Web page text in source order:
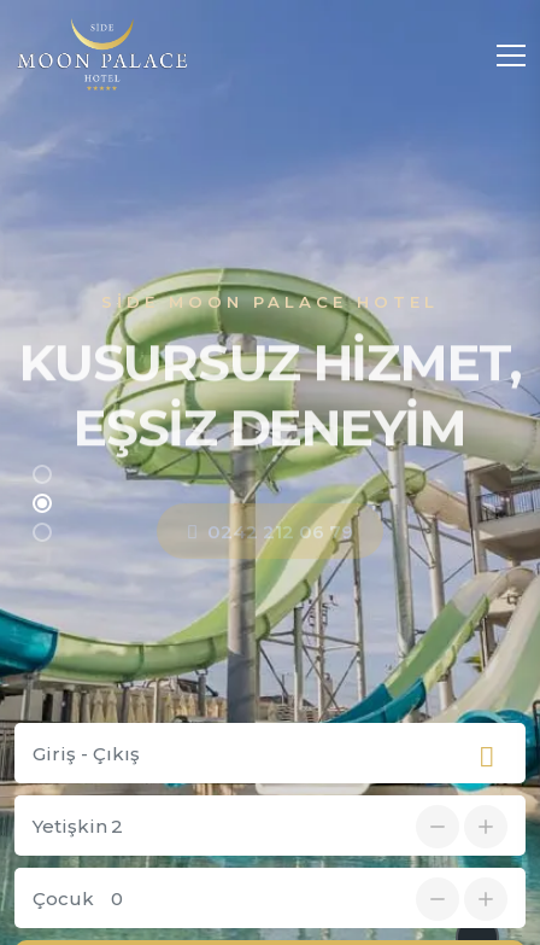
SIDE MOON PALACE HOTEL
KUSURSUZ HIZMET,
EŞSIZ DENEYIM
0242 212 06 79
Yetişkin
Çocuk